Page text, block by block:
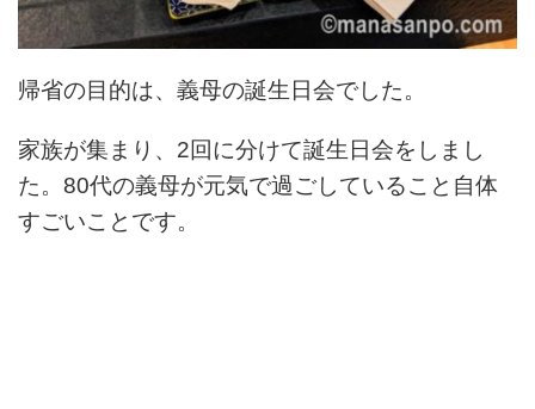
帰省の目的は、義母の誕生日会でした。
家族が集まり、2回に分けて誕生日会をしまし
た。80代の義母が元気で過ごしていること自体
すごいことです。